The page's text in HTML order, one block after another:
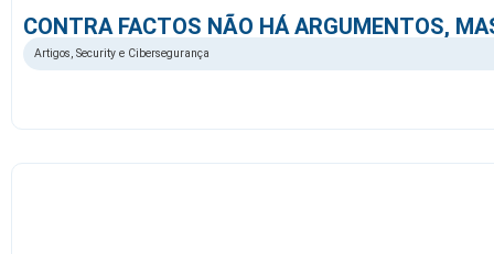
CONTRA FACTOS NÃO HÁ ARGUMENTOS,
Artigos, Security e Cibersegurança